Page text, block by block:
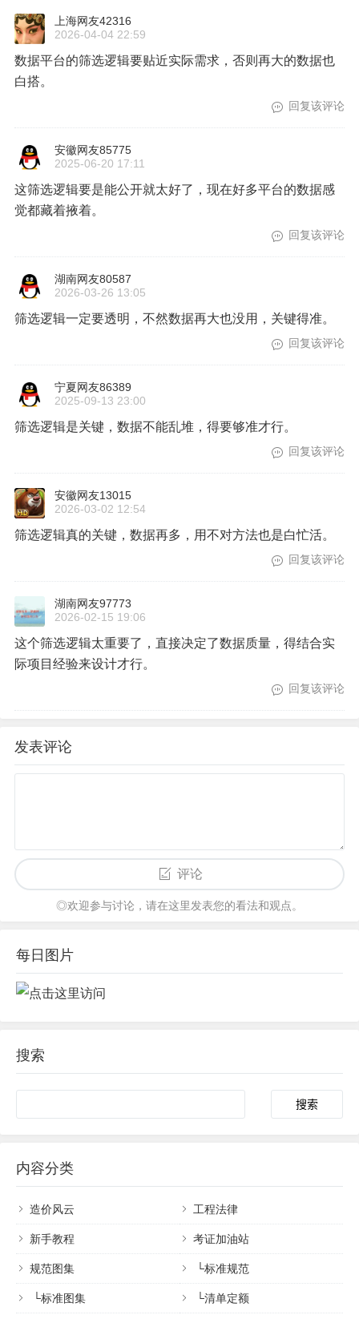
上海网友42316
2026-04-04 22:59
数据平台的筛选逻辑要贴近实际需求，否则再大的数据也
白搭。
回复该评论
安徽网友85775
2025-06-20 17:11
这筛选逻辑要是能公开就太好了，现在好多平台的数据感
觉都藏着掖着。
回复该评论
湖南网友80587
2026-03-26 13:05
筛选逻辑一定要透明，不然数据再大也没用，关键得准。
回复该评论
宁夏网友86389
2025-09-13 23:00
筛选逻辑是关键，数据不能乱堆，得要够准才行。
回复该评论
安徽网友13015
2026-03-02 12:54
筛选逻辑真的关键，数据再多，用不对方法也是白忙活。
回复该评论
湖南网友97773
2026-02-15 19:06
这个筛选逻辑太重要了，直接决定了数据质量，得结合实
际项目经验来设计才行。
回复该评论
发表评论
评论
◎欢迎参与讨论，请在这里发表您的看法和观点。
每日图片
搜索
内容分类
造价风云 工程法律
新手教程 考证加油站
规范图集 └标准规范
└标准图集 └清单定额